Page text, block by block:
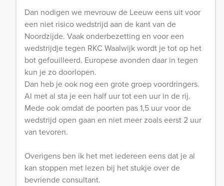
Dan nodigen we mevrouw de Leeuw eens uit voor
een niet risico wedstrijd aan de kant van de
Noordzijde. Vaak onderbezetting en voor een
wedstrijdje tegen RKC Waalwijk wordt je tot op het
bot gefouilleerd. Europese avonden daar in tegen
kun je zo doorlopen.
Dan heb je ook nog een grote groep voordringers.
Al met al sta je een half uur tot een uur in de rij.
Mede ook omdat de poorten pas 1,5 uur voor de
wedstrijd open gaan en niet meer zoals eerst 2 uur
van tevoren.
Overigens ben ik het met iedereen eens dat je al
kan stoppen met lezen bij het stukje over de
bevriende consultant.